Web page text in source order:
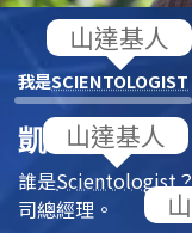
我是SCIENTOLOGIST
凱蒂，澳洲
誰是Scientologist
司總經理。